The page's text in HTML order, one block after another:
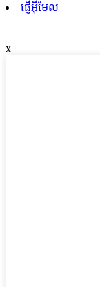
ផ្ញើអ៊ីមែល
x